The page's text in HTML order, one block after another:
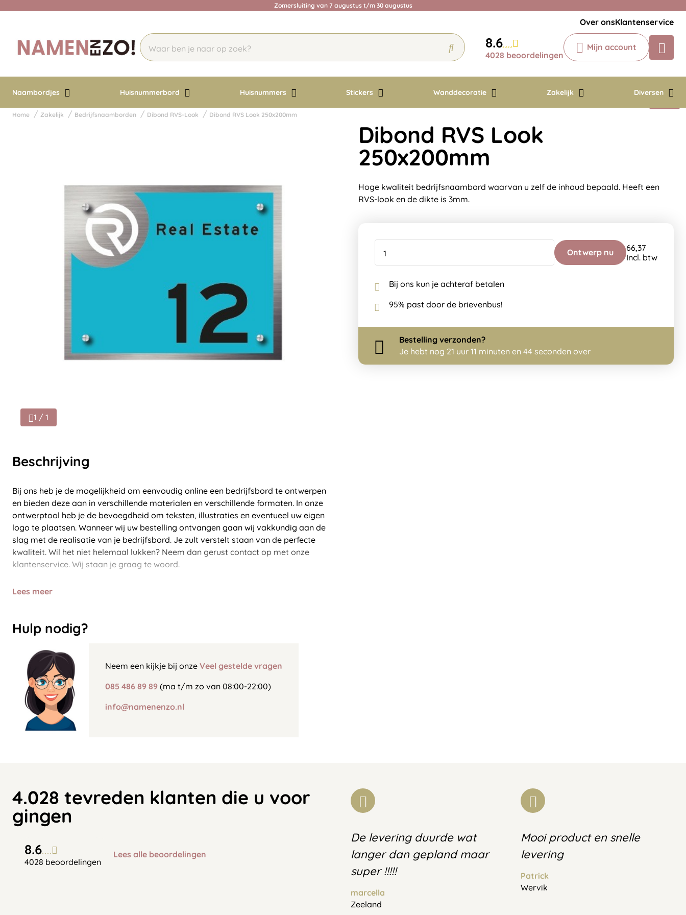
Zomersluiting van 7 augustus t/m 30 augustus
Over onsKlantenservice
8.6
4028 beoordelingen
Mijn account
Naambordjes Huisnummerbord Huisnummers Stickers Wanddecoratie Zakelijk Diversen
Chatbot
Chat 24/7 met onze chatbot voor
Contact
Home Zakelijk Bedrijfsnaamborden Dibond RVS-Look Dibond RVS Look 250x200mm
1 / 1
Beschrijving
Bij ons heb je de mogelijkheid om eenvoudig online een bedrijfsbord te ontwerpen
en bieden deze aan in verschillende materialen en verschillende formaten. In onze
ontwerptool heb je de bevoegdheid om teksten, illustraties en eventueel uw eigen
logo te plaatsen. Wanneer wij uw bestelling ontvangen gaan wij vakkundig aan de
slag met de realisatie van je bedrijfsbord. Je zult verstelt staan van de perfecte
kwaliteit. Wil het niet helemaal lukken? Neem dan gerust contact op met onze
klantenservice. Wij staan je graag te woord.
Lees meer
Hulp nodig?
Neem een kijkje bij onze Veel gestelde vragen
085 486 89 89 (ma t/m zo van 08:00-22:00)
info@namenenzo.nl
Dibond RVS Look
250x200mm
Hoge kwaliteit bedrijfsnaambord waarvan u zelf de inhoud bepaald. Heeft een
RVS-look en de dikte is 3mm.
Ontwerp nu
66,37
Incl. btw
Bij ons kun je achteraf betalen
95% past door de brievenbus!
Bestelling verzonden?
Je hebt nog 21 uur 11 minuten en 43 seconden over
4.028 tevreden klanten die u voor
gingen
8.6
4028 beoordelingen
Lees alle beoordelingen
De levering duurde wat
langer dan gepland maar
super !!!!!
marcella
Zeeland
Mooi product en snelle
levering
Patrick
Wervik